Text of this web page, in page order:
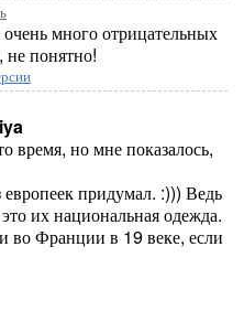
много отрицательных
понятно!
время, но мне показалось,
придумал. :))) Ведь
их национальная одежда.
во Франции в 19 веке, если